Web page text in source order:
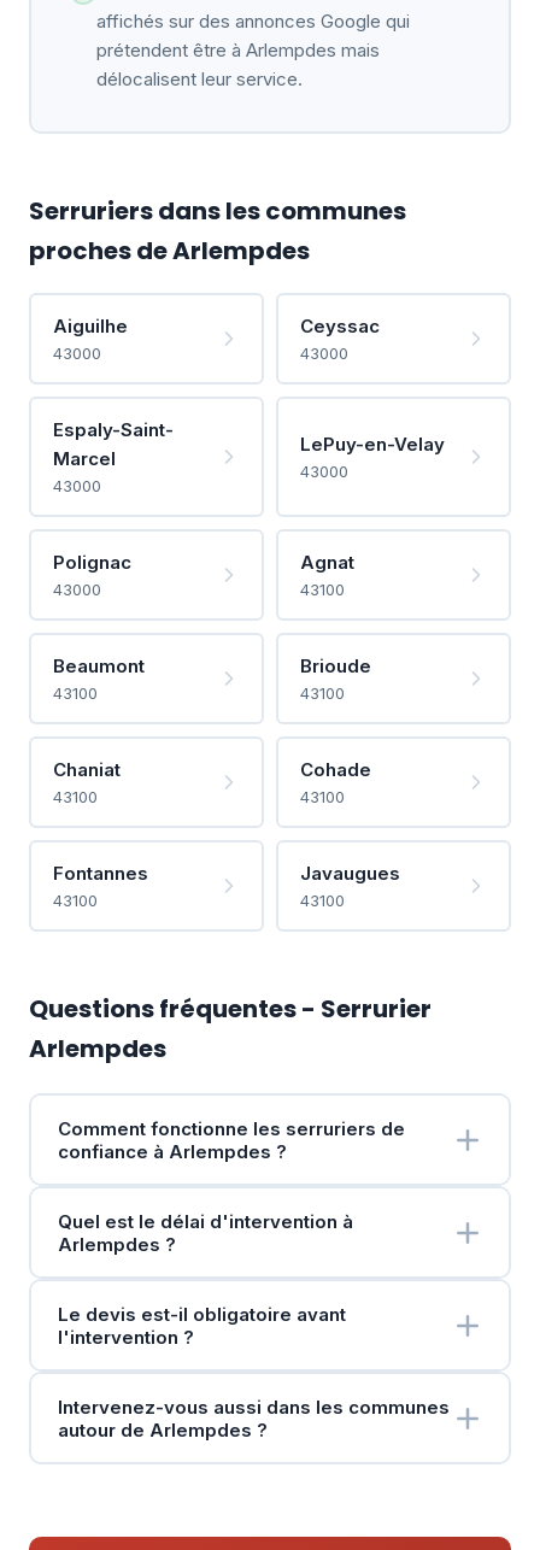
affichés sur des annonces Google qui
prétendent être à Arlempdes mais
délocalisent leur service.
Serruriers dans les communes
proches de Arlempdes
Aiguilhe
43000
Ceyssac
43000
Espaly-Saint-
Marcel
43000
LePuy-en-Velay
43000
Polignac
43000
Agnat
43100
Beaumont
43100
Brioude
43100
Chaniat
43100
Cohade
43100
Fontannes
43100
Javaugues
43100
Questions fréquentes - Serrurier
Arlempdes
Comment fonctionne les serruriers de
confiance à Arlempdes ?
Quel est le délai d'intervention à
Arlempdes ?
Le devis est-il obligatoire avant
l'intervention ?
Intervenez-vous aussi dans les communes
autour de Arlempdes ?